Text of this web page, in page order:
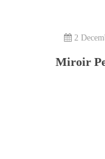
2
Miroir